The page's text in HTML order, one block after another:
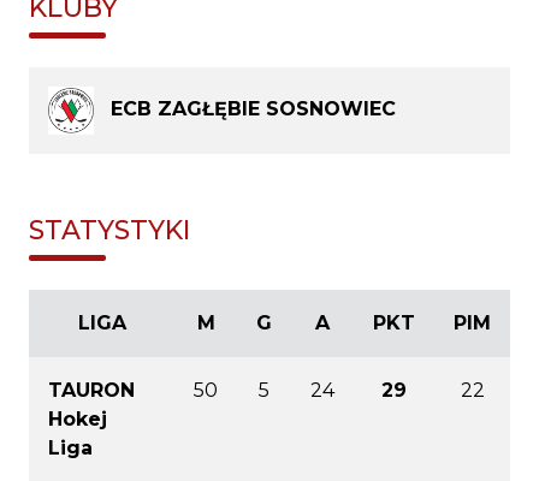
KLUBY
ECB ZAGŁĘBIE SOSNOWIEC
STATYSTYKI
LIGA M G A PKT PIM
TAURON
Hokej
Liga
50 5 24 29 22